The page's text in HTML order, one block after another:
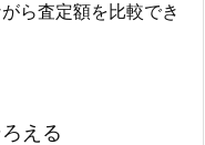
ら査定額を比較でき
える